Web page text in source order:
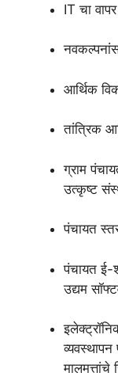
IT चा
आर्थिक
तांत्रिक
ग्राम
उत्कृष्ट
पंचायत
पंचायत ई-
उद्यम